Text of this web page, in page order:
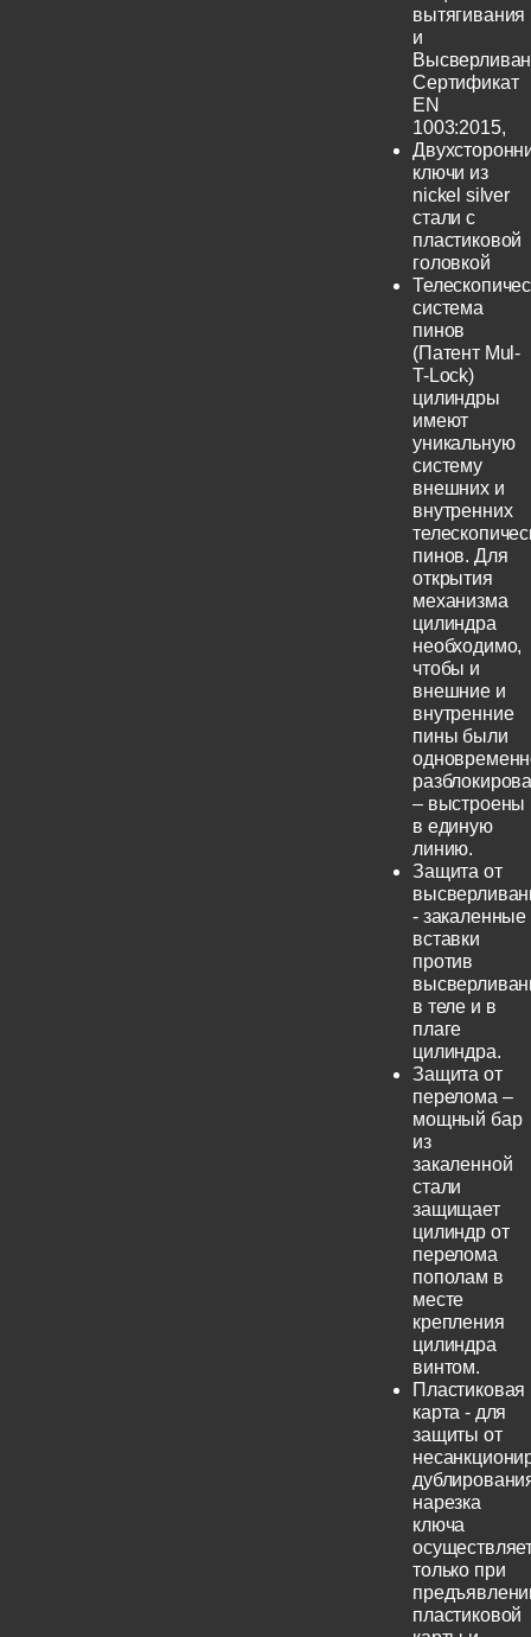
вытягивания
и
Сертификат
EN
1003:2015,
ключи из
nickel silver
стали с
пластиковой
головкой
система
пинов
(Патент Mul-
T-Lock)
цилиндры
имеют
уникальную
систему
внешних и
внутренних
пинов. Для
открытия
механизма
цилиндра
необходимо,
чтобы и
внешние и
внутренние
пины были
– выстроены
в единую
линию.
Защита от
- закаленные
вставки
против
в теле и в
плаге
цилиндра.
Защита от
перелома –
мощный бар
из
закаленной
стали
защищает
цилиндр от
перелома
пополам в
месте
крепления
цилиндра
винтом.
Пластиковая
карта - для
защиты от
нарезка
ключа
только при
пластиковой